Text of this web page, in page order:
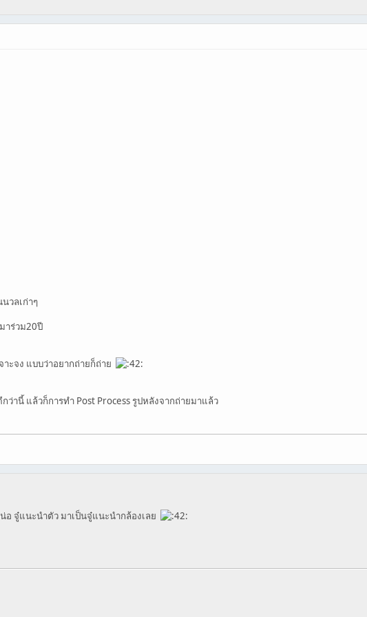
วลเก่าๆ
าร่วม20ปี
าะจง แบบว่าอยากถ่ายก็ถ่าย
ว่านี้ แล้วก็การทำ Post Process รูปหลังจากถ่ายมาแล้ว
จู๋แนะนำตัว มาเป็นจู๋แนะนำกล้องเลย